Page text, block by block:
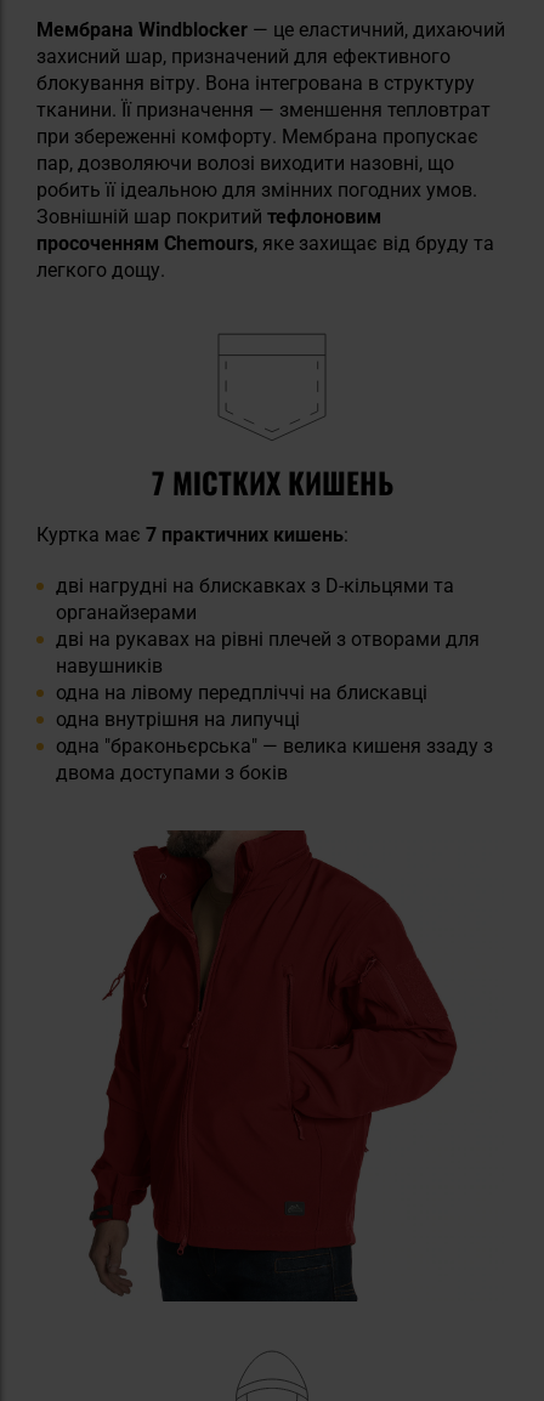
Мембрана Windblocker — це еластичний, дихаючий
захисний шар, призначений для ефективного
блокування вітру. Вона інтегрована в структуру
тканини. Її призначення — зменшення тепловтрат
при збереженні комфорту. Мембрана пропускає
пар, дозволяючи волозі виходити назовні, що
робить її ідеальною для змінних погодних умов.
Зовнішній шар покритий тефлоновим
просоченням Chemours, яке захищає від бруду та
легкого дощу.
7 МІСТКИХ КИШЕНЬ
Куртка має 7 практичних кишень:
дві нагрудні на блискавках з D-кільцями та
органайзерами
дві на рукавах на рівні плечей з отворами для
навушників
одна на лівому передпліччі на блискавці
одна внутрішня на липучці
одна "браконьєрська" — велика кишеня ззаду з
двома доступами з боків